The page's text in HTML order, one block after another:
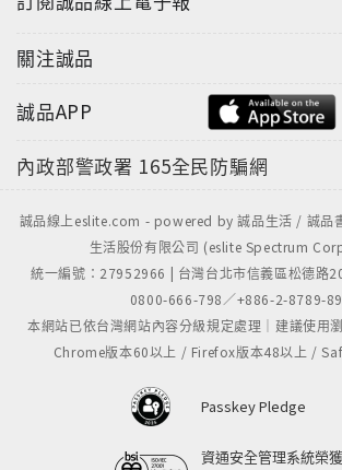
關注誠品
誠品APP
內政部警政署 165全民防騙網
誠品線上eslite.com - powered by 誠品生活 / 誠品
生活股份有限公司 (eslite Spectrum
統一編號：27952966 | 台灣台北市信義區松德路
0800-666-798／+886-2-8789-
本網站已依台灣網站內容分級規定處理｜建議使用
Chrome版本60以上 / Firefox版本48以上 /
Passkey Pledge
資通安全管理系統榮獲